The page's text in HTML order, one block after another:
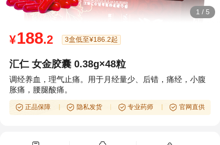
1 / 5
¥188.2 3盒低至¥186.2起
汇仁 女金胶囊 0.38g×48粒
调经养血，理气止痛。用于月经量少、后错，痛经，小腹
胀痛，腰腿酸痛。
正品保障 隐私发货 专业药师 官网直供